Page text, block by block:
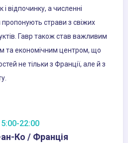
і відпочинку, а численні
страви з свіжих
Гавр також став важливим
та економічним центром, що
не тільки з Франції, але й з
22:00
Ко / Франція